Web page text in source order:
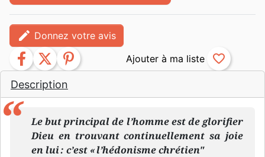
Description
Le but principal de l’homme est de glorifier
Dieu en trouvant continuellement sa joie
en lui : c’est « l’hédonisme chrétien"
edit Donnez votre avis
facebook twitter pinterest favorite_border